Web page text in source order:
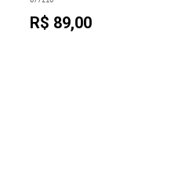
R$ 89,00